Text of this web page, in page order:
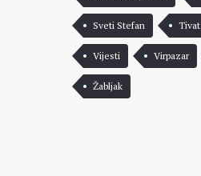
Sveti Stefan Tivat
Vijesti Virpazar
Žabljak